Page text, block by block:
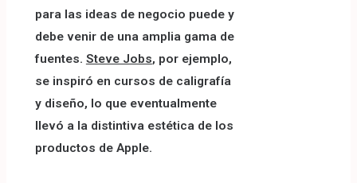
para las ideas de negocio puede y
debe venir de una amplia gama de
fuentes. Steve Jobs, por ejemplo,
se inspiró en cursos de caligrafía
y diseño, lo que eventualmente
llevó a la distintiva estética de los
productos de Apple.